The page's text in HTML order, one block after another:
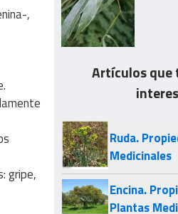
,
gripe,
Artículos que
Ruda.
Medicinales
Encina.
Plantas